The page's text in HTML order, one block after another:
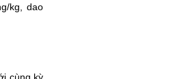
kg, dao